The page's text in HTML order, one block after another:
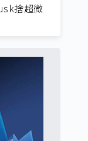
捨超微